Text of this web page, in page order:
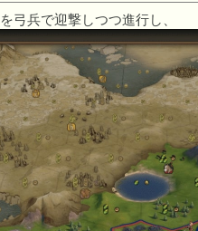
弓兵で迎撃しつつ進行し、